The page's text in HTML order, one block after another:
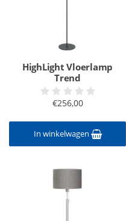
HighLight Vloerlamp
Trend
€256,00
In winkelwagen